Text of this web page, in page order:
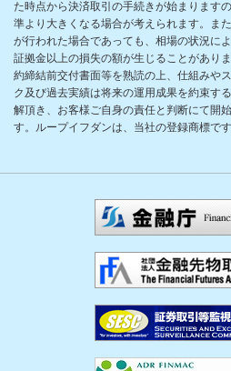
た時点から決済取引の手続きが始まります
準より大きくなる場合が考えられます。ま
が行われた場合であっても、相場の状況に
証拠金以上の損失の額が生じることがあり
約締結前交付書面等を熟読の上、仕組みや
ク及び過去実績は将来の運用成果を約束す
解頂き、お客様ご自身の責任と判断にて開
す。ループイフダンは、当社の登録商標です